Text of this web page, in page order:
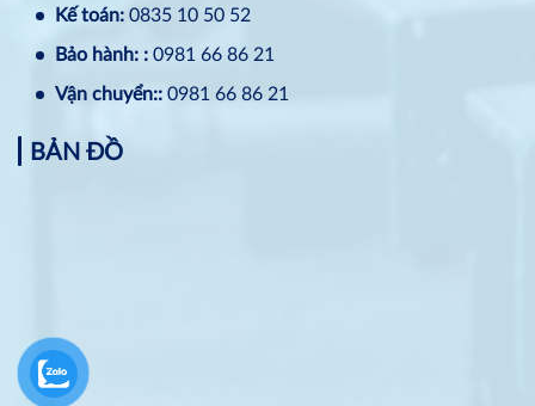
Kế toán: 0835 10 50 52
Bảo hành: : 0981 66 86 21
Vận chuyển:: 0981 66 86 21
BẢN ĐỒ